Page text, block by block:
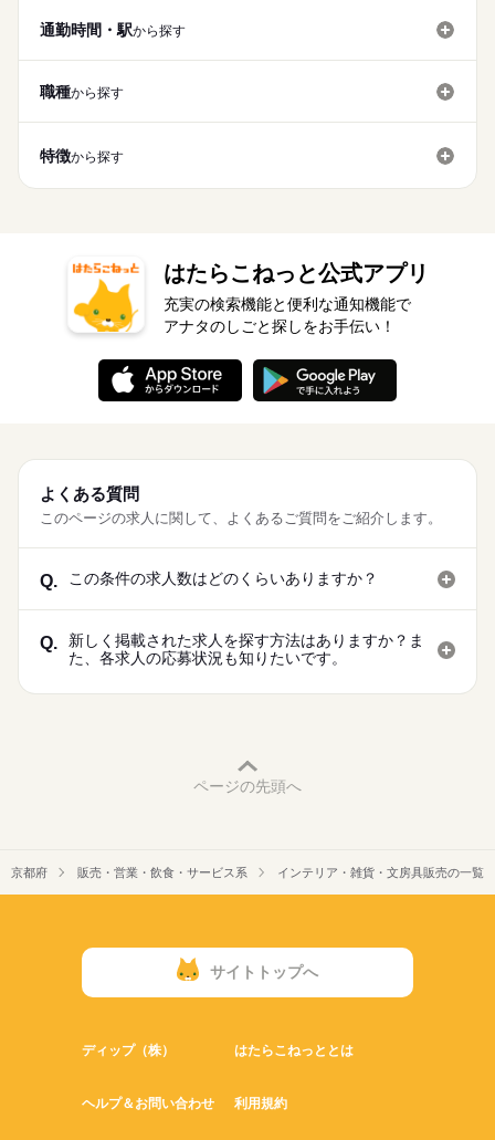
通勤時間・駅から探す
職種から探す
特徴から探す
はたらこねっと公式アプリ
充実の検索機能と便利な通知機能で
アナタのしごと探しをお手伝い！
よくある質問
このページの求人に関して、よくあるご質問をご紹介します。
Q. この条件の求人数はどのくらいありますか？
Q.
新しく掲載された求人を探す方法はありますか？ま
た、各求人の応募状況も知りたいです。
ページの先頭へ
京都府 販売・営業・飲食・サービス系 インテリア・雑貨・文房具販売の一覧
サイトトップへ
ディップ（株） はたらこねっととは
ヘルプ＆お問い合わせ 利用規約